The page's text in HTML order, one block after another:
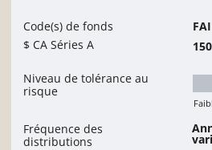
Code(s) de fonds
$ CA Séries A
150
Niveau de tolérance au
risque
Fréquence des
distributions